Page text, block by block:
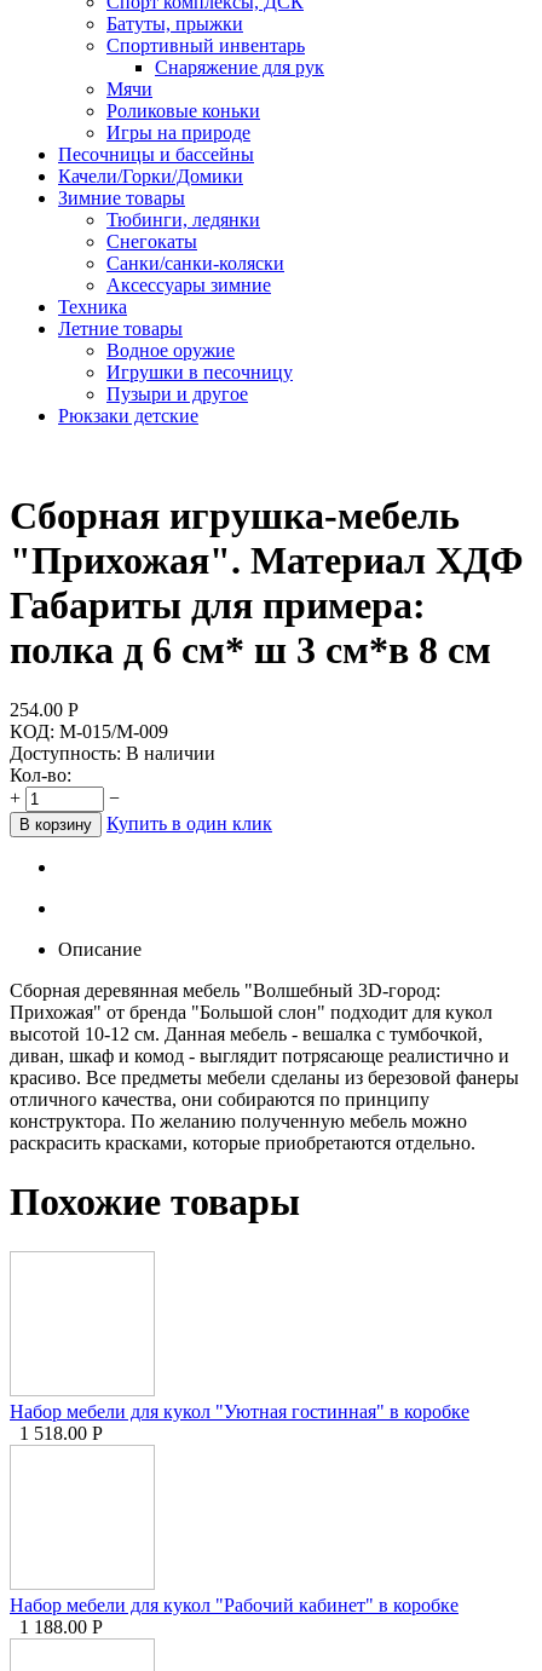
Батуты, прыжки
Спортивный инвентарь
Снаряжение для рук
Мячи
Роликовые коньки
Игры на природе
Песочницы и бассейны
Качели/Горки/Домики
Зимние товары
Тюбинги, ледянки
Снегокаты
Санки/санки-коляски
Аксессуары зимние
Техника
Летние товары
Водное оружие
Игрушки в песочницу
Пузыри и другое
Рюкзаки детские
Сборная игрушка-мебель
"Прихожая". Материал ХДФ
Габариты для примера:
полка д 6 см* ш 3 см*в 8 см
254.00 Р
КОД: М-015/М-009
Доступность: В наличии
Кол-во:
+
−
В корзину Купить в один клик
Описание
Сборная деревянная мебель "Волшебный 3D-город:
Прихожая" от бренда "Большой слон" подходит для кукол
высотой 10-12 см. Данная мебель - вешалка с тумбочкой,
диван, шкаф и комод - выглядит потрясающе реалистично и
красиво. Все предметы мебели сделаны из березовой фанеры
отличного качества, они собираются по принципу
конструктора. По желанию полученную мебель можно
раскрасить красками, которые приобретаются отдельно.
Похожие товары
Набор мебели для кукол "Уютная гостинная" в коробке
1 518.00 Р
Набор мебели для кукол "Рабочий кабинет" в коробке
1 188.00 Р